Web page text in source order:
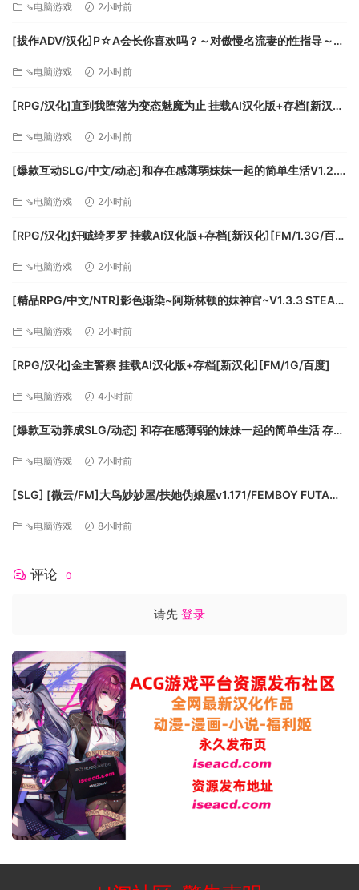
from the undead hordes
like special minerals and wood to build survival tools and
structures
Build a base and tools to survive in this new world
⇘电脑游戏 2小时前
[拔作ADV/汉化]P☆A会长你喜欢吗？～对傲慢名流妻的性指导～AI
⇘电脑游戏 2小时前
[RPG/汉化]直到我堕落为变态魅魔为止 挂载AI汉化版+存档[新汉
⇘电脑游戏 2小时前
[爆款互动SLG/中文/动态]和存在感薄弱妹妹一起的简单生活V1.2.7
⇘电脑游戏 2小时前
[RPG/汉化]奸贼绮罗罗 挂载AI汉化版+存档[新汉化][FM/1.3G/百
⇘电脑游戏 2小时前
[精品RPG/中文/NTR]影色渐染~阿斯林顿的妹神官~V1.3.3 STEAM
[FM/7.5G/百度]
⇘电脑游戏 2小时前
[RPG/汉化]金主警察 挂载AI汉化版+存档[新汉化][FM/1G/百度]
⇘电脑游戏 4小时前
[爆款互动养成SLG/动态] 和存在感薄弱的妹妹一起的简单生活 存在
rev.2 官方中文步兵版+全cg存档 [PC+安卓]
⇘电脑游戏 7小时前
[SLG] [微云/FM]大鸟妙妙屋/扶她伪娘屋v1.171/FEMBOY FUTA
⇘电脑游戏 8小时前
评论 0
请先 登录